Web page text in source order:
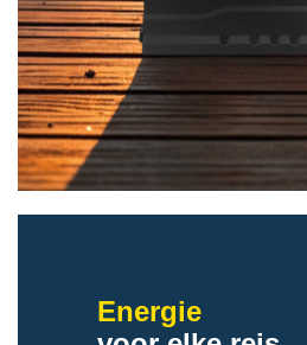
Energie